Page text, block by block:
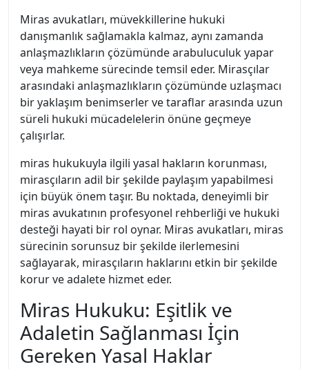
Miras avukatları, müvekkillerine hukuki
danışmanlık sağlamakla kalmaz, aynı zamanda
anlaşmazlıkların çözümünde arabuluculuk yapar
veya mahkeme sürecinde temsil eder. Mirasçılar
arasındaki anlaşmazlıkların çözümünde uzlaşmacı
bir yaklaşım benimserler ve taraflar arasında uzun
süreli hukuki mücadelelerin önüne geçmeye
çalışırlar.
miras hukukuyla ilgili yasal hakların korunması,
mirasçıların adil bir şekilde paylaşım yapabilmesi
için büyük önem taşır. Bu noktada, deneyimli bir
miras avukatının profesyonel rehberliği ve hukuki
desteği hayati bir rol oynar. Miras avukatları, miras
sürecinin sorunsuz bir şekilde ilerlemesini
sağlayarak, mirasçıların haklarını etkin bir şekilde
korur ve adalete hizmet eder.
Miras Hukuku: Eşitlik ve
Adaletin Sağlanması İçin
Gereken Yasal Haklar